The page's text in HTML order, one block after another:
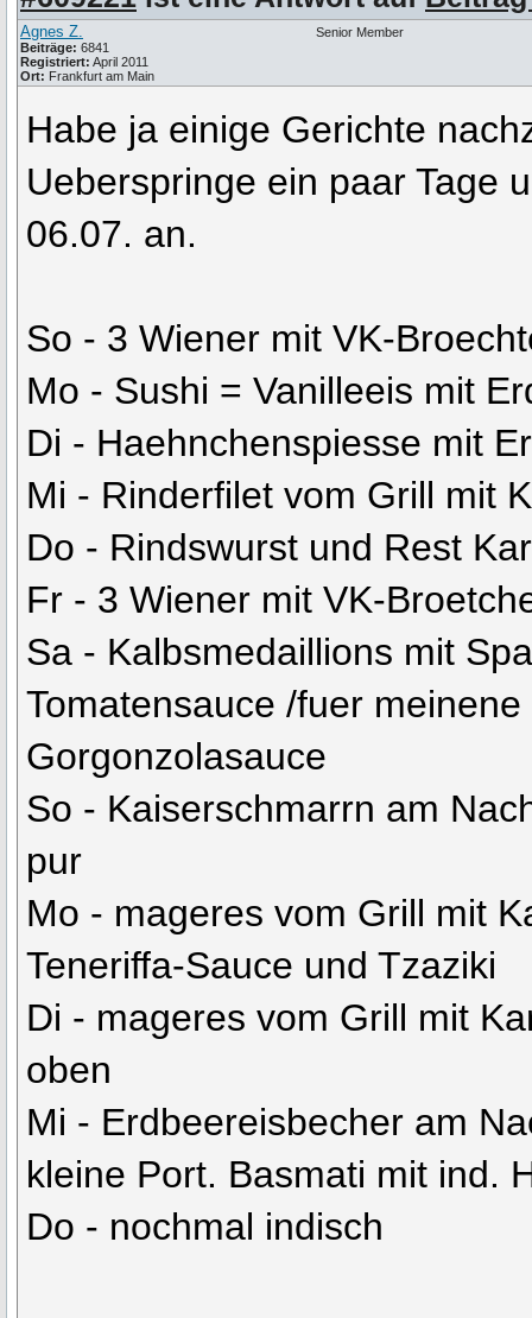
Agnes Z.
Beiträge: 6841
Registriert: April 2011
Ort: Frankfurt am Main
Senior Member
Habe ja einige Gerichte
Ueberspringe ein paar Tage
06.07. an.
So - 3 Wiener mit VK-
Mo - Sushi = Vanilleeis mit
Di - Haehnchenspiesse mit
Mi - Rinderfilet vom Grill mit
Do - Rindswurst und Rest
Fr - 3 Wiener mit VK-
Sa - Kalbsmedaillions mit
Tomatensauce /fuer
Gorgonzolasauce
So - Kaiserschmarrn am
pur
Mo - mageres vom Grill mit
Teneriffa-Sauce und Tzaziki
Di - mageres vom Grill mit
oben
Mi - Erdbeereisbecher am
kleine Port. Basmati mit ind.
Do - nochmal indisch